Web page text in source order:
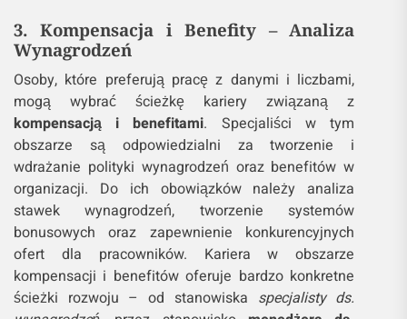
3. Kompensacja i Benefity – Analiza
Wynagrodzeń
Osoby, które preferują pracę z danymi i liczbami,
mogą wybrać ścieżkę kariery związaną z
kompensacją i benefitami. Specjaliści w tym
obszarze są odpowiedzialni za tworzenie i
wdrażanie polityki wynagrodzeń oraz benefitów w
organizacji. Do ich obowiązków należy analiza
stawek wynagrodzeń, tworzenie systemów
bonusowych oraz zapewnienie konkurencyjnych
ofert dla pracowników. Kariera w obszarze
kompensacji i benefitów oferuje bardzo konkretne
ścieżki rozwoju – od stanowiska specjalisty ds.